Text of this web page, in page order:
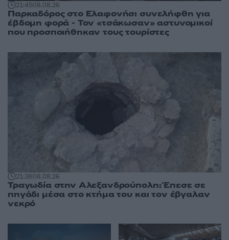
21:4508.08.26
Παρκαδόρος στο Ελαφονήσι συνελήφθη για
έβδομη φορά - Τον «τσάκωσαν» αστυνομικοί
που προσποιήθηκαν τους τουρίστες
21:3808.08.26
Τραγωδία στην Αλεξανδρούπολη: Έπεσε σε
πηγάδι μέσα στο κτήμα του και τον έβγαλαν
νεκρό